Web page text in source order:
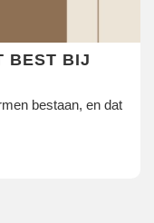
BEST BIJ
bestaan, en dat